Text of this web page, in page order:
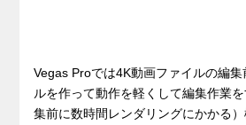
Vegas Proでは4K動画ファイルの編
ルを作って動作を軽くして編集作業
集前に数時間レンダリングにかかる